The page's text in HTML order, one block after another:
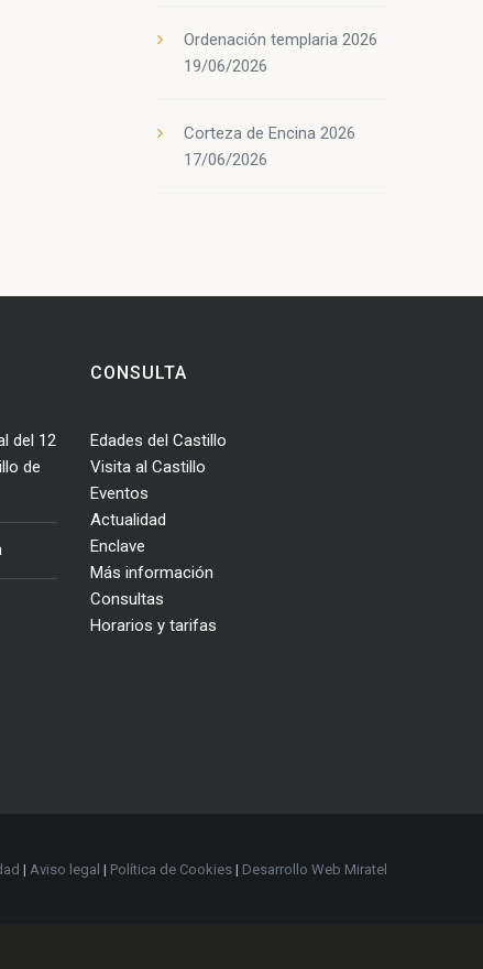
Ordenación templaria 2026
19/06/2026
Corteza de Encina 2026
17/06/2026
del 12
de
CONSULTA
Edades del Castillo
Visita al Castillo
Eventos
Actualidad
Enclave
Más información
Consultas
Horarios y tarifas
| Aviso legal | Política de Cookies | Desarrollo Web Miratel